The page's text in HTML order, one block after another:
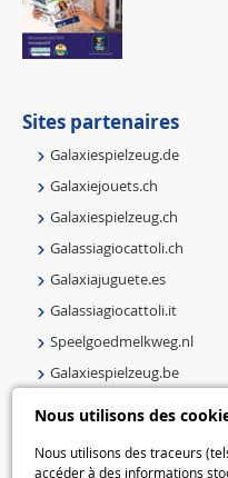
Nous utilisons des
Nous utilisons des traceurs
accéder à des informations
Sites partenaires
Galaxiespielzeug.de
Galaxiejouets.ch
Galaxiespielzeug.ch
Galassiagiocattoli.ch
Galaxiajuguete.es
Galassiagiocattoli.it
Speelgoedmelkweg.nl
Galaxiespielzeug.be